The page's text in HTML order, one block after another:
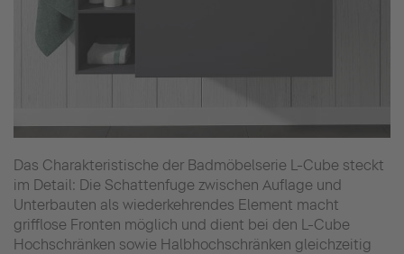
Das Charakteristische der Badmöbelserie L-Cube steckt
im Detail: Die Schattenfuge zwischen Auflage und
Unterbauten als wiederkehrendes Element macht
grifflose Fronten möglich und dient bei den L-Cube
Hochschränken sowie Halbhochschränken gleichzeitig